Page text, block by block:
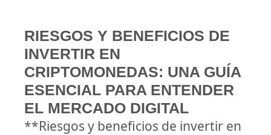
RIESGOS Y BENEFICIOS DE
INVERTIR EN
CRIPTOMONEDAS: UNA GUÍA
ESENCIAL PARA ENTENDER
EL MERCADO DIGITAL
**Riesgos y beneficios de invertir en